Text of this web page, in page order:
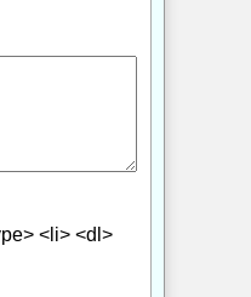
<li> <dl>